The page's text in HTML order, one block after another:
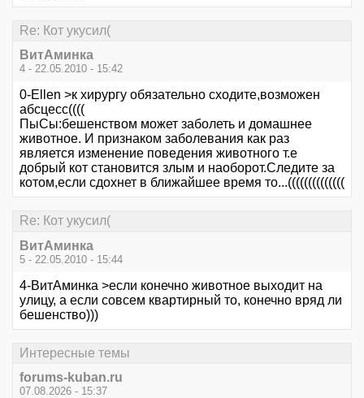
Re: Кот укусил(
ВитАминка
4 - 22.05.2010 - 15:42
0-Ellen >к хирургу обязательно сходите,возможен
абсцесс((((
ПыСы:бешенством может заболеть и домашнее
животное. И признаком заболевания как раз
является изменение поведения животного т.е
добрый кот становится злым и наоборот.Следите за
котом,если сдохнет в ближайшее время то...((((((((((((((
Re: Кот укусил(
ВитАминка
5 - 22.05.2010 - 15:44
4-ВитАминка >если конечно животное выходит на
улицу, а если совсем квартирный то, конечно вряд ли
бешенство)))
Интересные темы
forums-kuban.ru
07.08.2026 - 15:37